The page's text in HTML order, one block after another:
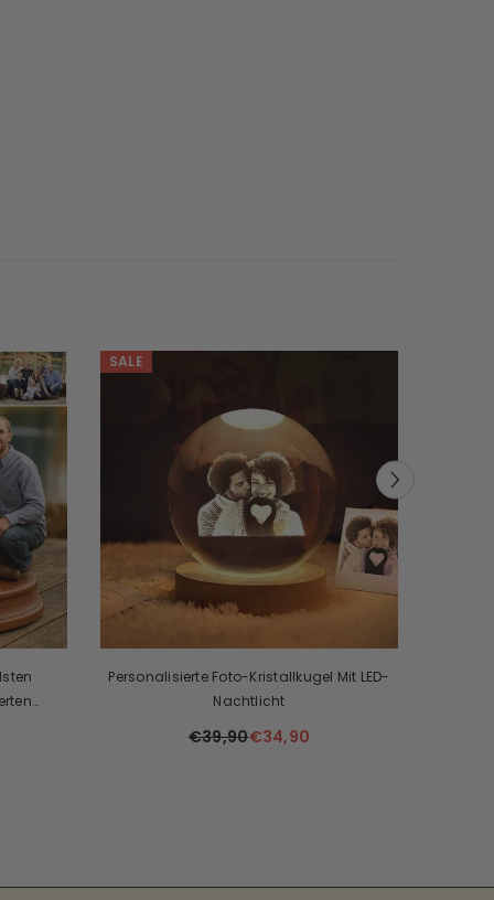
SALE
Personalisierte Foto-Kristallkugel Mit LED-
Nachtlicht
€39,90€34,90